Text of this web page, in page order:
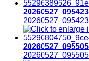
20260527_095423
20260527_095423
20260527_095505
20260527_095505